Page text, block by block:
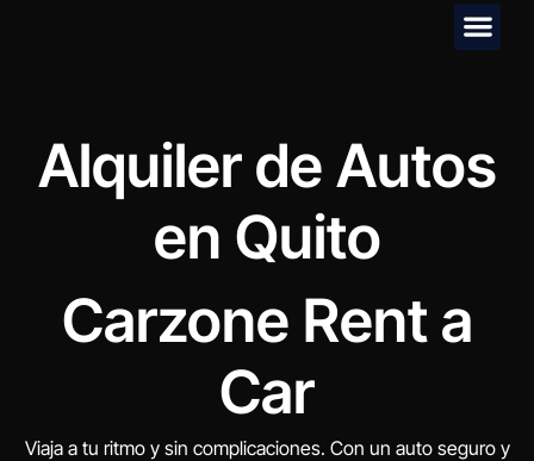
Alquiler de Autos
en Quito
Carzone Rent a
Car
Viaja a tu ritmo y sin complicaciones. Con un auto seguro y